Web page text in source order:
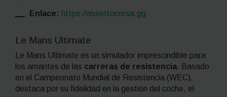
Enlace: https://assettocorsa.gg
Le Mans Ultimate
Le Mans Ultimate es un simulador imprescindible para
los amantes de las carreras de resistencia. Basado
en el Campeonato Mundial de Resistencia (WEC),
destaca por su fidelidad en la gestión del coche, el